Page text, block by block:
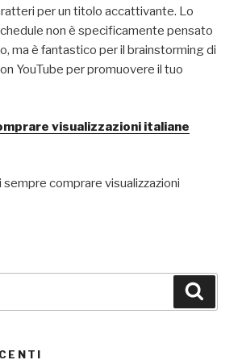
per un titolo accattivante. Lo
non è specificamente pensato
ma è fantastico per il brainstorming di
YouTube per promuovere il tuo
visualizzazioni italiane
comprare visualizzazioni